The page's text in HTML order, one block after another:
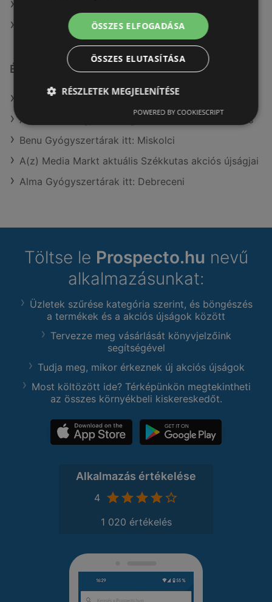
A(z) Aldi ajánlatai
Érdeklődésre számot tartó elemek itt:
Benu Gyógyszertárak itt: Hajdúhadházi
A(z) JYSK Magyarország Kft. üzletei itt: Székkutas
Benu Gyógyszertárak itt: Miskolci
A(z) Media Markt aktuális Székkutas akciós újságjai
Alma Gyógyszertárak itt: Debreceni
Töltse le Prospecto.hu nevű
alkalmazásunkat:
Üzletek szűrése kategória szerint, és böngészés
a termékek és a akciós újságok között
Tervezze meg vásárlását könyvjelzőink
segítségével
Tudja meg, mikor érkeznek új akciós újságok
Most költözött ide? Térképünkön megtekintheti
az összes környékbeli kiskereskedőt.
Alkalmazás értékelése
4
1 020 értékelés
ÖSSZES ELFOGADÁSA
ÖSSZES ELUTASÍTÁSA
RÉSZLETEK MEGJELENÍTÉSE
POWERED BY COOKIESCRIPT